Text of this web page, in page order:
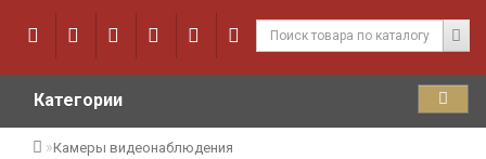
Категории
Камеры видеонаблюдения